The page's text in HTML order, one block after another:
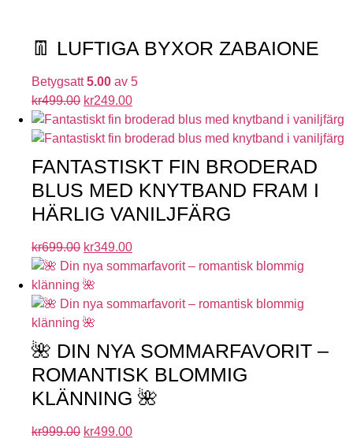
👖 LUFTIGA BYXOR ZABAIONE
Betygsatt5.00 av 5
kr499.00 kr249.00
FANTASTISKT FIN BRODERAD
BLUS MED KNYTBAND FRAM I
HÄRLIG VANILJFÄRG
kr699.00 kr349.00
🌺 DIN NYA SOMMARFAVORIT –
ROMANTISK BLOMMIG
KLÄNNING 🌺
kr999.00 kr499.00